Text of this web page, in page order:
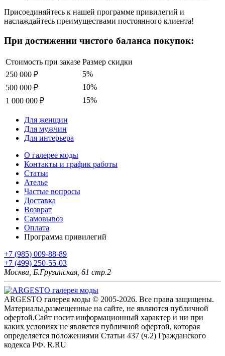
Присоединяйтесь к нашей программе привилегий и
наслаждайтесь преимуществами постоянного клиента!
При достижении чистого баланса покупок:
Стоимость при заказе Размер скидки
250 000 ₽
5%
500 000 ₽
10%
1 000 000 ₽
15%
Для женщин
Для мужчин
Для интерьера
О галерее моды
Контакты и график работы
Статьи
Ателье
Частые вопросы
Доставка
Возврат
Самовывоз
Оплата
Программа привилегий
+7 (985) 009-88-89
+7 (499) 250-55-03
Москва, Б.Грузинская, 61 стр.2
ARGESTO галерея моды © 2005-2026. Все права защищены.
Материалы,размещенные на сайте, не являются публичной
офертой.Сайт носит информационный характер и ни при
каких условиях не является публичной офертой, которая
определяется положениями Статьи 437 (ч.2) Гражданского
кодекса РФ. R.RU